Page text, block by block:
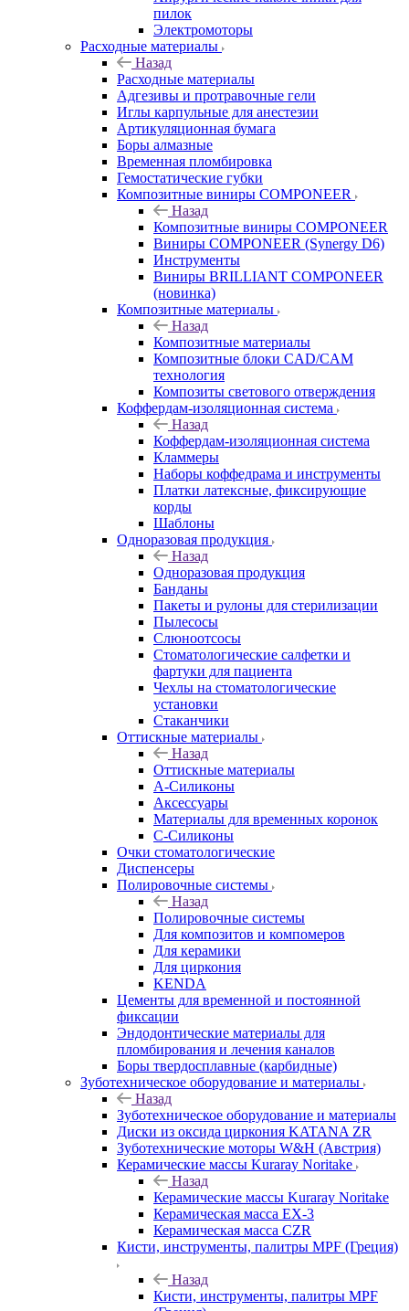
пилок
Электромоторы
Расходные материалы
Назад
Расходные материалы
Адгезивы и протравочные гели
Иглы карпульные для анестезии
Артикуляционная бумага
Боры алмазные
Временная пломбировка
Гемостатические губки
Композитные виниры COMPONEER
Назад
Композитные виниры COMPONEER
Виниры COMPONEER (Synergy D6)
Инструменты
Виниры BRILLIANT COMPONEER
(новинка)
Композитные материалы
Назад
Композитные материалы
Композитные блоки CAD/СAM
технология
Композиты светового отверждения
Коффердам-изоляционная система
Назад
Коффердам-изоляционная система
Кламмеры
Наборы коффедрама и инструменты
Платки латексные, фиксирующие
корды
Шаблоны
Одноразовая продукция
Назад
Одноразовая продукция
Банданы
Пакеты и рулоны для стерилизации
Пылесосы
Слюноотсосы
Стоматологические салфетки и
фартуки для пациента
Чехлы на стоматологические
установки
Стаканчики
Оттискные материалы
Назад
Оттискные материалы
А-Силиконы
Аксессуары
Материалы для временных коронок
С-Силиконы
Очки стоматологические
Диспенсеры
Полировочные системы
Назад
Полировочные системы
Для композитов и компомеров
Для керамики
Для циркония
KENDA
Цементы для временной и постоянной
фиксации
Эндодонтические материалы для
пломбирования и лечения каналов
Боры твердосплавные (карбидные)
Зуботехническое оборудование и материалы
Назад
Зуботехническое оборудование и материалы
Диски из оксида циркония KATANA ZR
Зуботехнические моторы W&H (Австрия)
Керамические массы Kuraray Noritake
Назад
Керамические массы Kuraray Noritake
Керамическая масса EX-3
Керамическая масса CZR
Кисти, инструменты, палитры MPF (Греция)
Назад
Кисти, инструменты, палитры MPF